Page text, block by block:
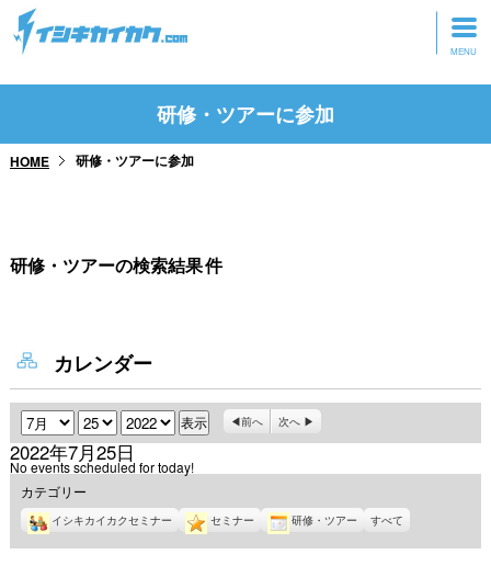
トップページ
研修・ツアーに参加
研修・ツアーに参加
HOME 研修・ツアーに参加
研修・ツアーの検索結果件
カレンダー
月 日 年 前へ 次へ
2022年7月25日
No events scheduled for today!
カテゴリー
イシキカイカクセミナー セミナー 研修・ツアー すべて